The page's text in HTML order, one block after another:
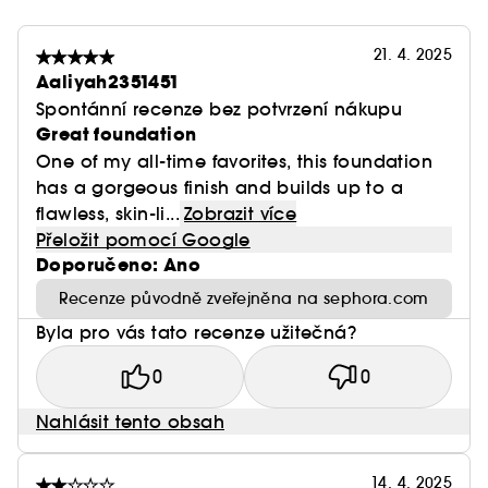
21. 4. 2025
Aaliyah2351451
Spontánní recenze bez potvrzení nákupu
Great foundation
One of my all-time favorites, this foundation
has a gorgeous finish and builds up to a
flawless, skin-li... Zobrazit více
Přeložit pomocí Google
Doporučeno: Ano
Recenze původně zveřejněna na sephora.com
Byla pro vás tato recenze užitečná?
0 0
Nahlásit tento obsah
14. 4. 2025